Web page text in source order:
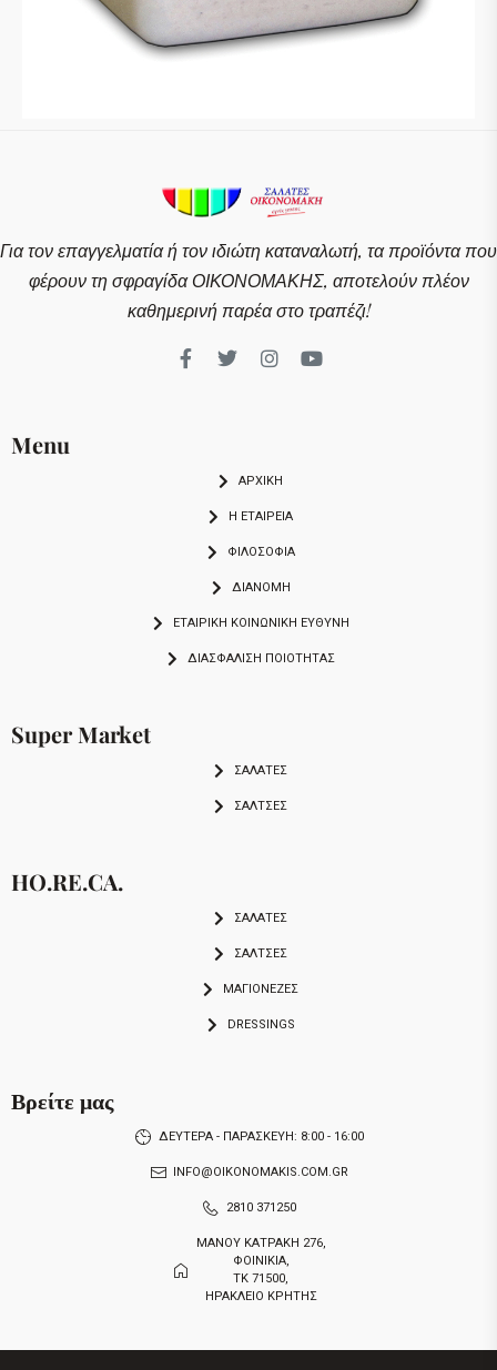
Για τον επαγγελματία ή τον ιδιώτη καταναλωτή, τα προϊόντα που
φέρουν τη σφραγίδα ΟΙΚΟΝΟΜΑΚΗΣ, αποτελούν πλέον
καθημερινή παρέα στο τραπέζι!
Menu
ΑΡΧΙΚΗ
Η ΕΤΑΙΡΕΙΑ
ΦΙΛΟΣΟΦΙΑ
ΔΙΑΝΟΜΗ
ΕΤΑΙΡΙΚΉ ΚΟΙΝΩΝΙΚΉ ΕΥΘΎΝΗ
ΔΙΑΣΦΆΛΙΣΗ ΠΟΙΌΤΗΤΑΣ
Super Market
ΣΑΛΑΤΕΣ
ΣΑΛΤΣΕΣ
HO.RE.CA.
ΣΑΛΑΤΕΣ
ΣΑΛΤΣΕΣ
ΜΑΓΙΟΝΕΖΕΣ
DRESSINGS
Βρείτε μας
ΔΕΥΤΕΡΑ - ΠΑΡΑΣΚΕΥΗ: 8:00 - 16:00
INFO@OIKONOMAKIS.COM.GR
2810 371250
ΜΑΝΟΥ ΚΑΤΡΑΚΗ 276,
ΦΟΙΝΙΚΙΑ,
ΤΚ 71500,
ΗΡΑΚΛΕΙΟ ΚΡΗΤΗΣ